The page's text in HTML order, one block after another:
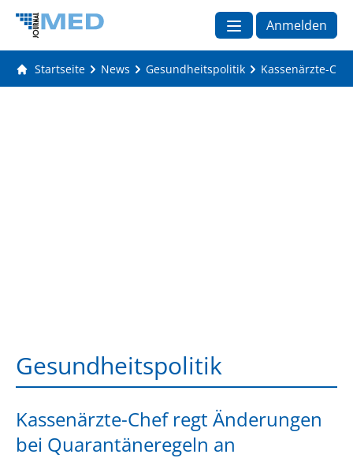
Anmelden
Startseite News Gesundheitspolitik Kassenärzte-
Gesundheitspolitik
Kassenärzte-Chef regt Änderungen
bei Quarantäneregeln an